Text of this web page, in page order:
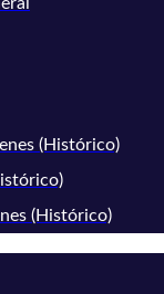
(Histórico)
(Histórico)